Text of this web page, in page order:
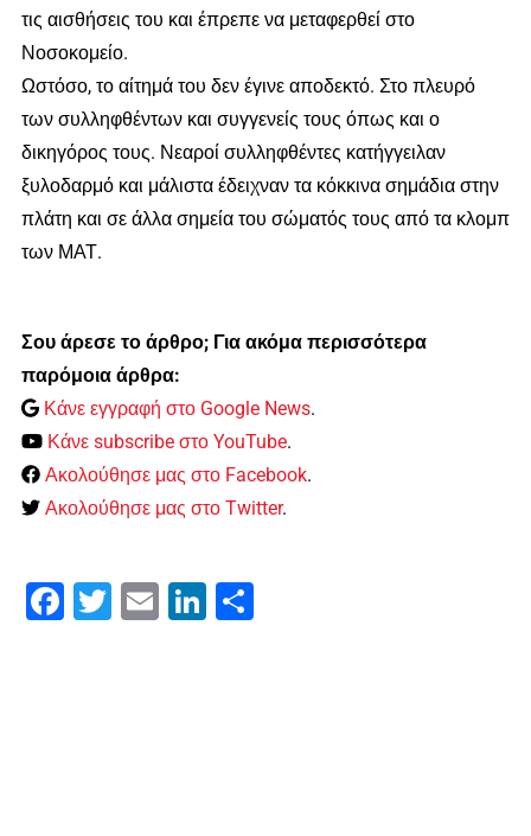
τις αισθήσεις του και έπρεπε να μεταφερθεί στο
Νοσοκομείο.
Ωστόσο, το αίτημά του δεν έγινε αποδεκτό. Στο πλευρό
των συλληφθέντων και συγγενείς τους όπως και ο
δικηγόρος τους. Νεαροί συλληφθέντες κατήγγειλαν
ξυλοδαρμό και μάλιστα έδειχναν τα κόκκινα σημάδια στην
πλάτη και σε άλλα σημεία του σώματός τους από τα κλομπ
των ΜΑΤ.
Σου άρεσε το άρθρο; Για ακόμα περισσότερα
παρόμοια άρθρα:
Κάνε εγγραφή στο Google News.
Κάνε subscribe στο YouTube.
Ακολούθησε μας στο Facebook.
Ακολούθησε μας στο Twitter.
Facebook
Twitter Email LinkedIn